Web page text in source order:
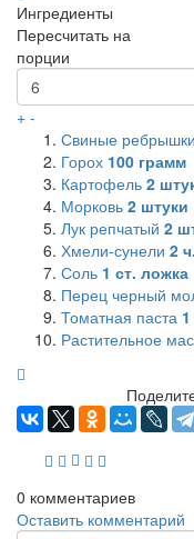
Ингредиенты
Пересчитать на
порции
+ -
Свиные ребрышки
Горох 100 грамм
Картофель 2
Морковь 2 штуки
Лук репчатый 2
Хмели-сунели 2
Соль 1 ст. ложка
Перец черный
Томатная паста 1
Растительное
0 комментариев
Оставить комментарий